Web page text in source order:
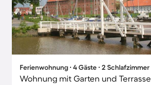
Ferienwohnung ∙ 4 Gäste ∙ 2 Schlafzimmer
Wohnung mit Garten und Terrasse